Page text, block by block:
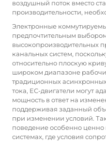
воздушный поток вместо
производительности,
Электронные
предпочтительным
высокопроизводительных
канальных систем,
относительно плоскую
широком диапазоне
традиционных
тока, EC-двигатели могут
мощность в ответ на
поддерживая заданный
при изменении условий.
поведение особенно
системах, где условия